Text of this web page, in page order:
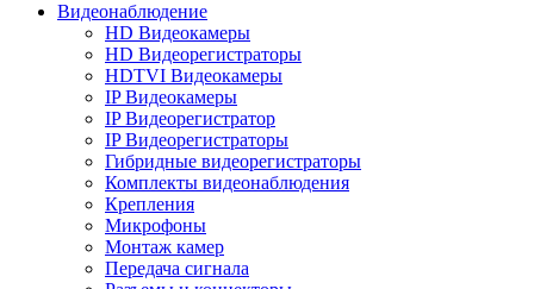
Видеонаблюдение
HD Видеокамеры
HD Видеорегистраторы
HDTVI Видеокамеры
IP Видеокамеры
IP Видеорегистратор
IP Видеорегистраторы
Гибридные видеорегистраторы
Комплекты видеонаблюдения
Крепления
Микрофоны
Монтаж камер
Передача сигнала